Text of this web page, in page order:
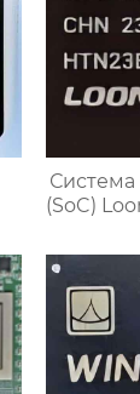
Система
(SoC)